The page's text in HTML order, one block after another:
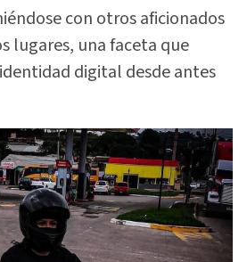
con otros aficionados
lugares, una faceta que
digital desde antes